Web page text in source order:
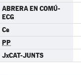
ABRERA EN COMÚ-
ECG
Cs
PP
JxCAT-JUNTS